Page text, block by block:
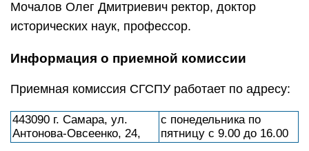
Мочалов Олег Дмитриевич ректор, доктор
исторических наук, профессор.
Информация о приемной комиссии
Приемная комиссия СГСПУ работает по адресу:
443090 г. Самара, ул.
Антонова-Овсеенко, 24,
с понедельника по
пятницу с 9.00 до 16.00